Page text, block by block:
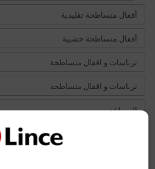
أقفال متساطحة تقليدية
أقفال متساطحة خشبية
ترباسات و اقفال متساطحة
ترباسات و اقفال متساطحة
السواعد